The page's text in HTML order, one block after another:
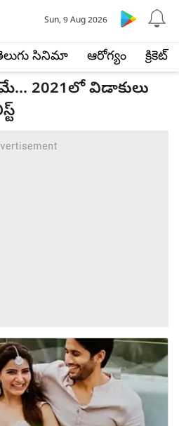
సినిమా ఆరోగ్యం క్రికెట్
Sun, 9 Aug 2026
2021లో విడాకులు